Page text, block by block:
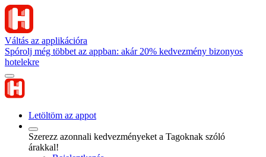
Váltás az applikációra
Spórolj még többet az appban: akár 20% kedvezmény bizonyos
hotelekre
Letöltöm az appot
Szerezz azonnali kedvezményeket a Tagoknak szóló
árakkal!